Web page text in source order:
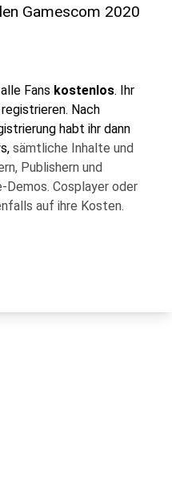
Gamescom 2020
Fans kostenlos. Ihr
registrieren. Nach
habt ihr dann
sämtliche Inhalte und
Publishern und
Demos. Cosplayer oder
auf ihre Kosten.